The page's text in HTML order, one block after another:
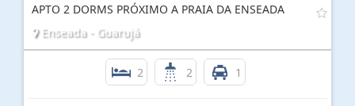
APTO 2 DORMS PRÓXIMO A PRAIA DA ENSEADA
Enseada - Guarujá
2 2 1